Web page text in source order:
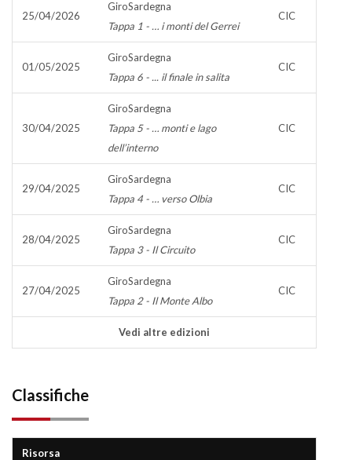
25/04/2026
GiroSardegna
Tappa 1 - … i monti del Gerrei
CIC
01/05/2025
GiroSardegna
Tappa 6 - ... il finale in salita
CIC
30/04/2025
GiroSardegna
Tappa 5 - … monti e lago
dell’interno
CIC
29/04/2025
GiroSardegna
Tappa 4 - … verso Olbia
CIC
28/04/2025
GiroSardegna
Tappa 3 - Il Circuito
CIC
27/04/2025
GiroSardegna
Tappa 2 - Il Monte Albo
CIC
Vedi altre edizioni
Classifiche
Risorsa